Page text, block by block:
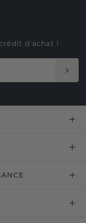
d'achat !